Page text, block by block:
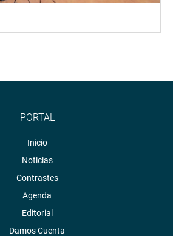
PORTAL
Inicio
Noticias
Contrastes
Agenda
Editorial
Damos Cuenta